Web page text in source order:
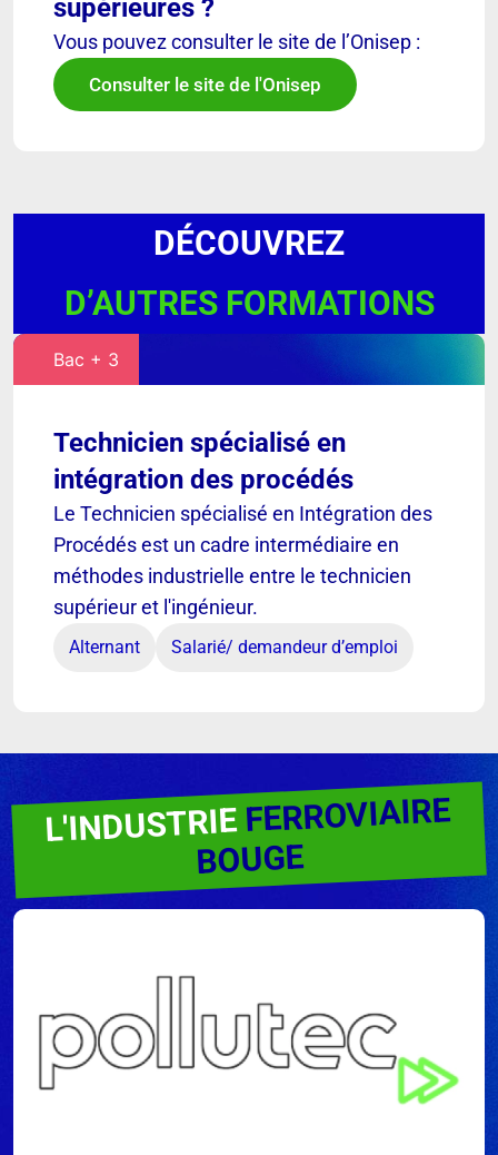
supérieures ?
Vous pouvez consulter le site de l’Onisep :
Consulter le site de l'Onisep
DÉCOUVREZ
D’AUTRES FORMATIONS
Bac + 3
Technicien spécialisé en
intégration des procédés
Le Technicien spécialisé en Intégration des
Procédés est un cadre intermédiaire en
méthodes industrielle entre le technicien
supérieur et l'ingénieur.
Alternant Salarié/ demandeur d’emploi
L'INDUSTRIEFERROVIAIRE
BOUGE